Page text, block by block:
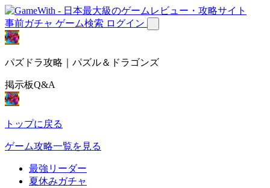
事前ガチャ ゲーム検索 ログイン
パズドラ攻略｜パズル＆ドラゴンズ
掲示板Q&A
トップに戻る
ゲーム攻略一覧を見る
最強リーダー
夏休みガチャ